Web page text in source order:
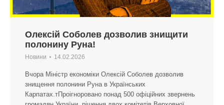
Олексій Соболев дозволив знищити
полонину Руна!
Новини 14.02.2026
Вчора Міністр економіки Олексій Соболев дозволив
знищення полонини Руна в Українських
Карпатах.тПроігноровано понад 500 офіційних звернень